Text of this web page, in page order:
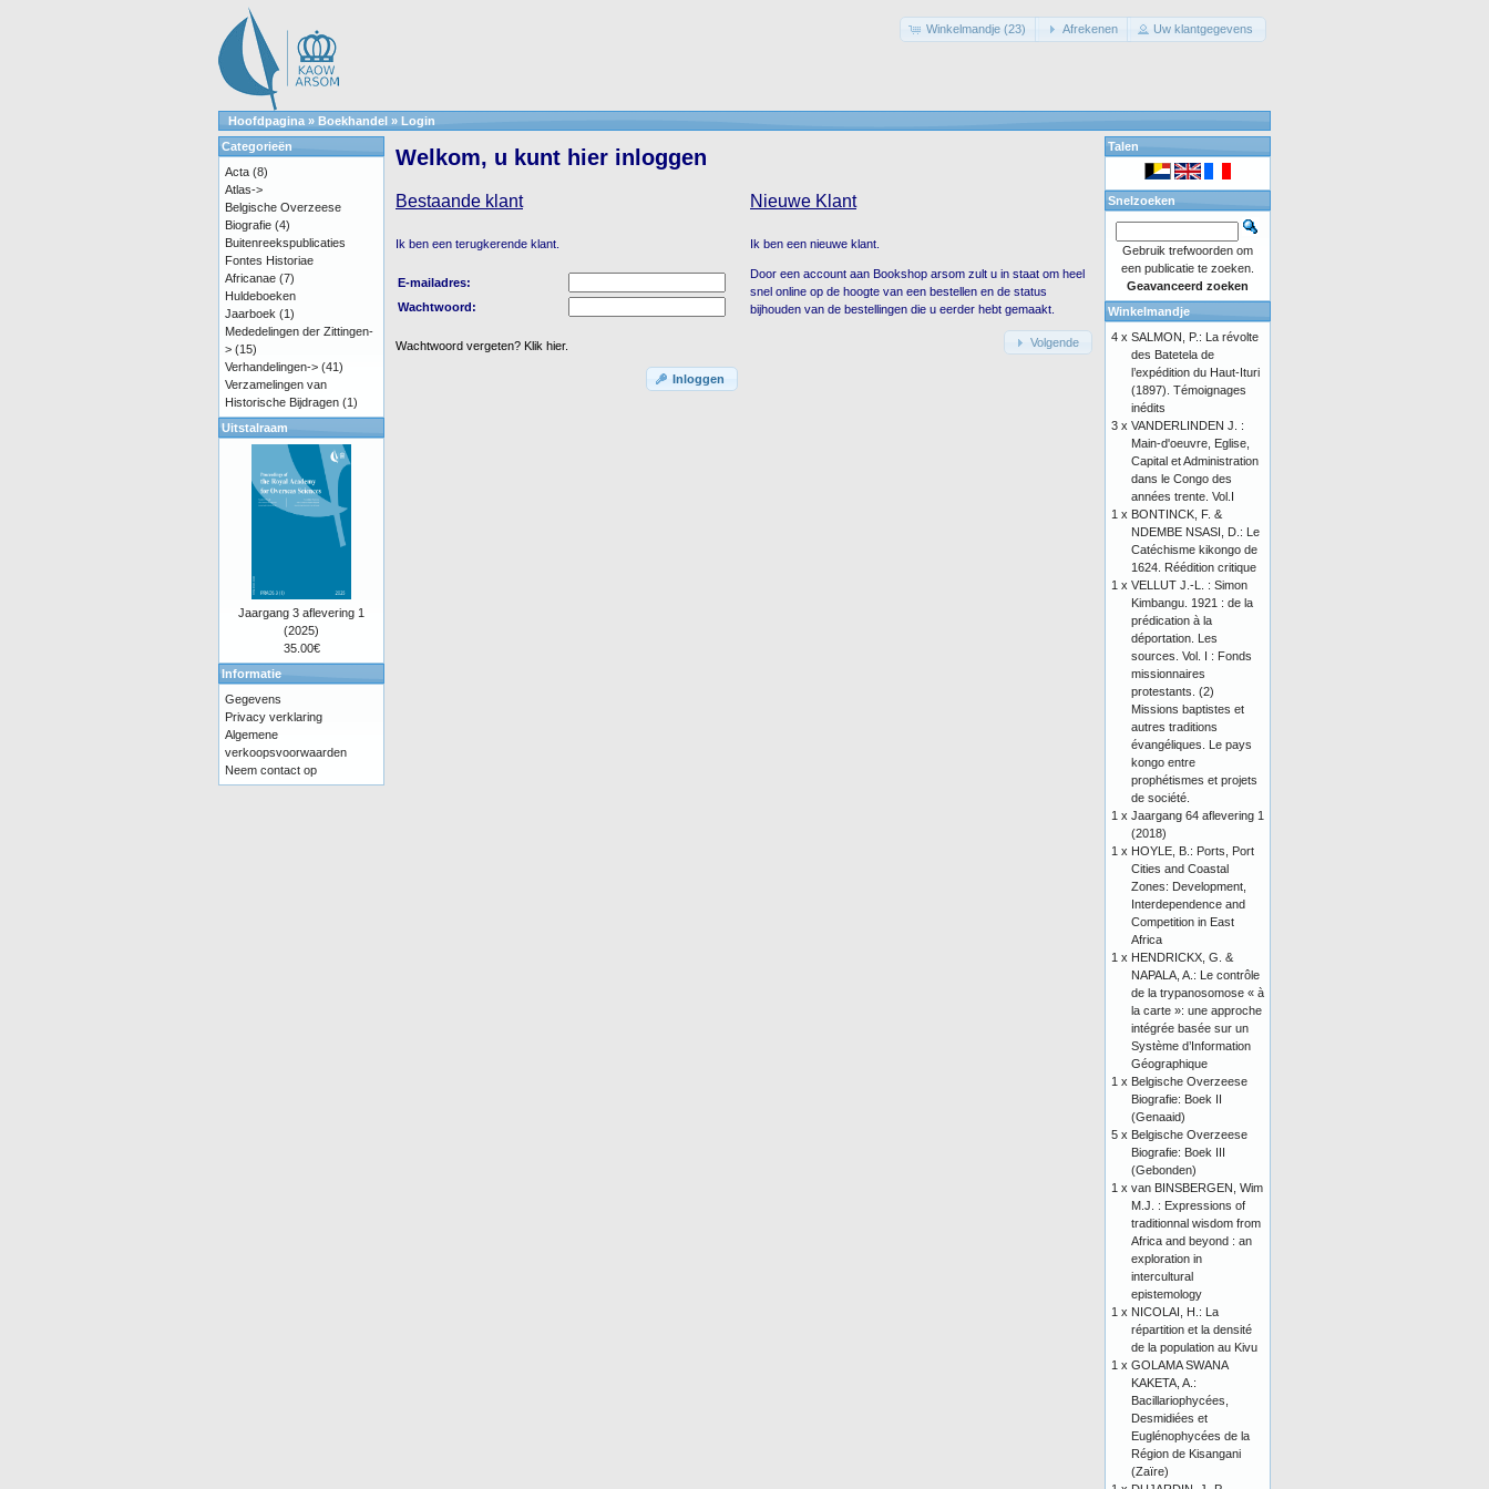
Winkelmandje (23) Afrekenen Uw klantgegevens
Hoofdpagina » Boekhandel » Login
Welkom, u kunt hier inloggen
Bestaande klant
Ik ben een terugkerende klant.
E-mailadres:
Wachtwoord:
Wachtwoord vergeten? Klik hier.
Inloggen
Nieuwe Klant
Ik ben een nieuwe klant.
Door een account aan Bookshop arsom zult u in staat om heel
snel online op de hoogte van een bestellen en de status
bijhouden van de bestellingen die u eerder hebt gemaakt.
Volgende
Categorieën
Acta (8)
Atlas->
Belgische Overzeese
Biografie (4)
Buitenreekspublicaties
Fontes Historiae
Africanae (7)
Huldeboeken
Jaarboek (1)
Mededelingen der Zittingen-
> (15)
Verhandelingen-> (41)
Verzamelingen van
Historische Bijdragen (1)
Uitstalraam
Jaargang 3 aflevering 1
(2025)
35.00€
Informatie
Gegevens
Privacy verklaring
Algemene
verkoopsvoorwaarden
Neem contact op
Talen
Snelzoeken
Gebruik trefwoorden om
een publicatie te zoeken.
Geavanceerd zoeken
Winkelmandje
4 x SALMON, P.: La révolte
des Batetela de
l’expédition du Haut-Ituri
(1897). Témoignages
inédits
3 x VANDERLINDEN J. :
Main-d'oeuvre, Eglise,
Capital et Administration
dans le Congo des
années trente. Vol.I
1 x BONTINCK, F. &
NDEMBE NSASI, D.: Le
Catéchisme kikongo de
1624. Réédition critique
1 x VELLUT J.-L. : Simon
Kimbangu. 1921 : de la
prédication à la
déportation. Les
sources. Vol. I : Fonds
missionnaires
protestants. (2)
Missions baptistes et
autres traditions
évangéliques. Le pays
kongo entre
prophétismes et projets
de société.
1 x Jaargang 64 aflevering 1
(2018)
1 x HOYLE, B.: Ports, Port
Cities and Coastal
Zones: Development,
Interdependence and
Competition in East
Africa
1 x HENDRICKX, G. &
NAPALA, A.: Le contrôle
de la trypanosomose « à
la carte »: une approche
intégrée basée sur un
Système d’Information
Géographique
1 x Belgische Overzeese
Biografie: Boek II
(Genaaid)
5 x Belgische Overzeese
Biografie: Boek III
(Gebonden)
1 x van BINSBERGEN, Wim
M.J. : Expressions of
traditionnal wisdom from
Africa and beyond : an
exploration in
intercultural
epistemology
1 x NICOLAI, H.: La
répartition et la densité
de la population au Kivu
1 x GOLAMA SWANA
KAKETA, A.:
Bacillariophycées,
Desmidiées et
Euglénophycées de la
Région de Kisangani
(Zaïre)